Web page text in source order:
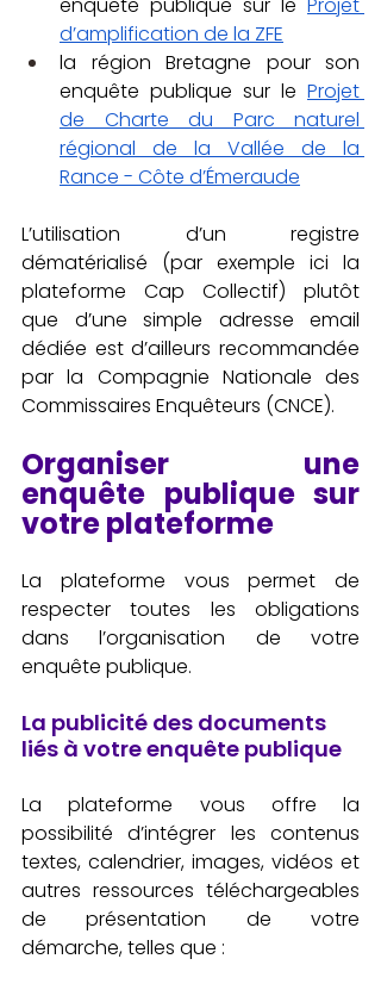
enquête publique sur le Projet
d’amplification de la ZFE
la région Bretagne pour son
enquête publique sur le Projet
de Charte du Parc naturel
régional de la Vallée de la
Rance - Côte d’Émeraude
L’utilisation d’un registre
dématérialisé (par exemple ici la
plateforme Cap Collectif) plutôt
que d’une simple adresse email
dédiée est d’ailleurs recommandée
par la Compagnie Nationale des
Commissaires Enquêteurs (CNCE).
Organiser une
enquête publique sur
votre plateforme
La plateforme vous permet de
respecter toutes les obligations
dans l’organisation de votre
enquête publique.
La publicité des documents
liés à votre enquête publique
La plateforme vous offre la
possibilité d’intégrer les contenus
textes, calendrier, images, vidéos et
autres ressources téléchargeables
de présentation de votre
démarche, telles que :